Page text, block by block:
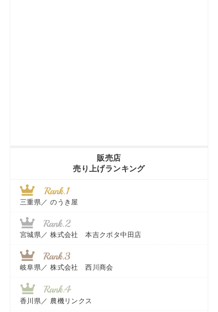
販売店
売り上げランキング
三重県／ のうき屋
宮城県／ 株式会社 本吉クボタ中田店
岐阜県／ 株式会社 西川商会
香川県／ 農機リンクス